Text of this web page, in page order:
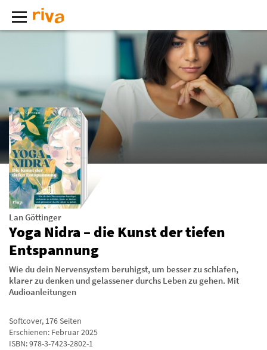
Lan Göttinger
Yoga Nidra – die Kunst der tiefen
Entspannung
Wie du dein Nervensystem beruhigst, um besser zu schlafen,
klarer zu denken und gelassener durchs Leben zu gehen. Mit
Audioanleitungen
Softcover, 176Seiten
Erschienen: Februar 2025
ISBN:978-3-7423-2802-1